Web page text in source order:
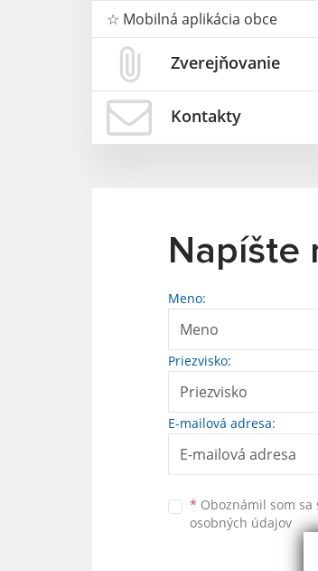
☆ Mobilná aplikácia obce
Zverejňovanie
Kontakty
Napíšte
Meno:
Priezvisko:
E-mailová adresa:
* Oboznámil som sa
osobných údajov